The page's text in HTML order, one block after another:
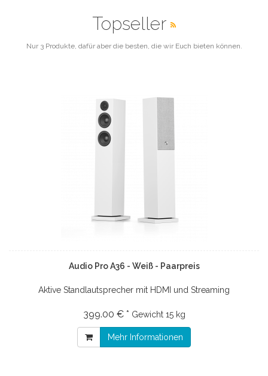
Topseller
Nur 3 Produkte, dafür aber die besten, die wir Euch bieten können.
Audio Pro A36 - Weiß - Paarpreis
Aktive Standlautsprecher mit HDMI und Streaming
399.00 € * Gewicht 15 kg
Mehr Informationen